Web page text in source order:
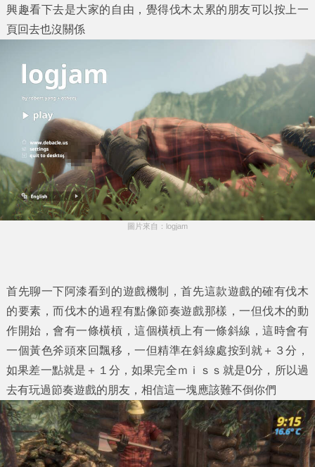
興趣看下去是大家的自由，覺得伐木太累的朋友可以按上一
頁回去也沒關係
圖片來自：logjam
首先聊一下阿漆看到的遊戲機制，首先這款遊戲的確有伐木
的要素，而伐木的過程有點像節奏遊戲那樣，一但伐木的動
作開始，會有一條橫槓，這個橫槓上有一條斜線，這時會有
一個黃色斧頭來回飄移，一但精準在斜線處按到就＋３分，
如果差一點就是＋１分，如果完全ｍｉｓｓ就是0分，所以過
去有玩過節奏遊戲的朋友，相信這一塊應該難不倒你們